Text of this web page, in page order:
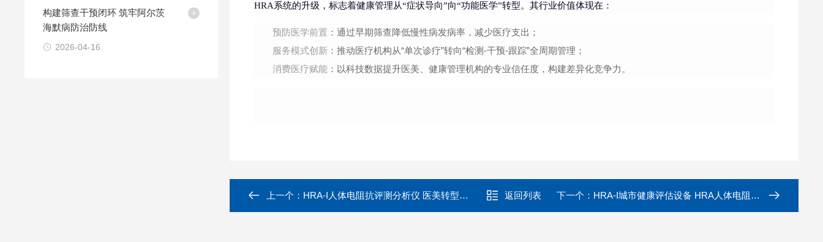
构建筛查干预闭环 筑牢阿尔茨
海默病防治防线
2026-04-16
HRA系统的升级，标志着健康管理从“症状导向”向“功能医学”转型。其行业价值体现在：
预防医学前置 ：通过早期筛查降低慢性病发病率，减少医疗支出；
服务模式创新 ：推动医疗机构从“单次诊疗”转向“检测-干预-跟踪”全周期管理；
消费医疗赋能 ：以科技数据提升医美、健康管理机构的专业信任度，构建差异化竞争力。
上一个： HRA-I人体电阻抗评测分析仪 医美转型升级设备 返回列表 下一个： HRA-I城市健康评估设备 HRA人体电阻抗评测分析仪